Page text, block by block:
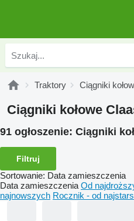
Traktory Ciągniki
Ciągniki kołowe
91 ogłoszenie: Ciągniki
Filtruj
Sortowanie: Data zamieszczenia
Data zamieszczenia Od
najnowszych Rocznik - od